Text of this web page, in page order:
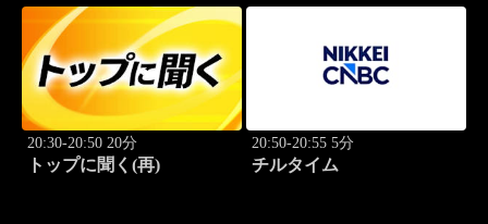
20:30-20:50 20分
トップに聞く(再)
20:50-20:55 5分
チルタイム